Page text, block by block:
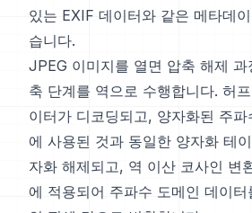
있는 EXIF 데이터와 같은 메타데
습니다.
JPEG 이미지를 열면 압축 해제
축 단계를 역으로 수행합니다. 허
이터가 디코딩되고, 양자화된 주
에 사용된 것과 동일한 양자화 테
자화 해제되고, 역 이산 코사인 변
에 적용되어 주파수 도메인 데이